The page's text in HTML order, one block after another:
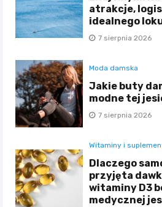
atrakcje,
idealnego
7 sierpnia 2026
Moda damska
Jakie buty
modne tej
7 sierpnia 2026
Witaminy i
Dlaczego
przyjęta
witaminy D3
medycznej